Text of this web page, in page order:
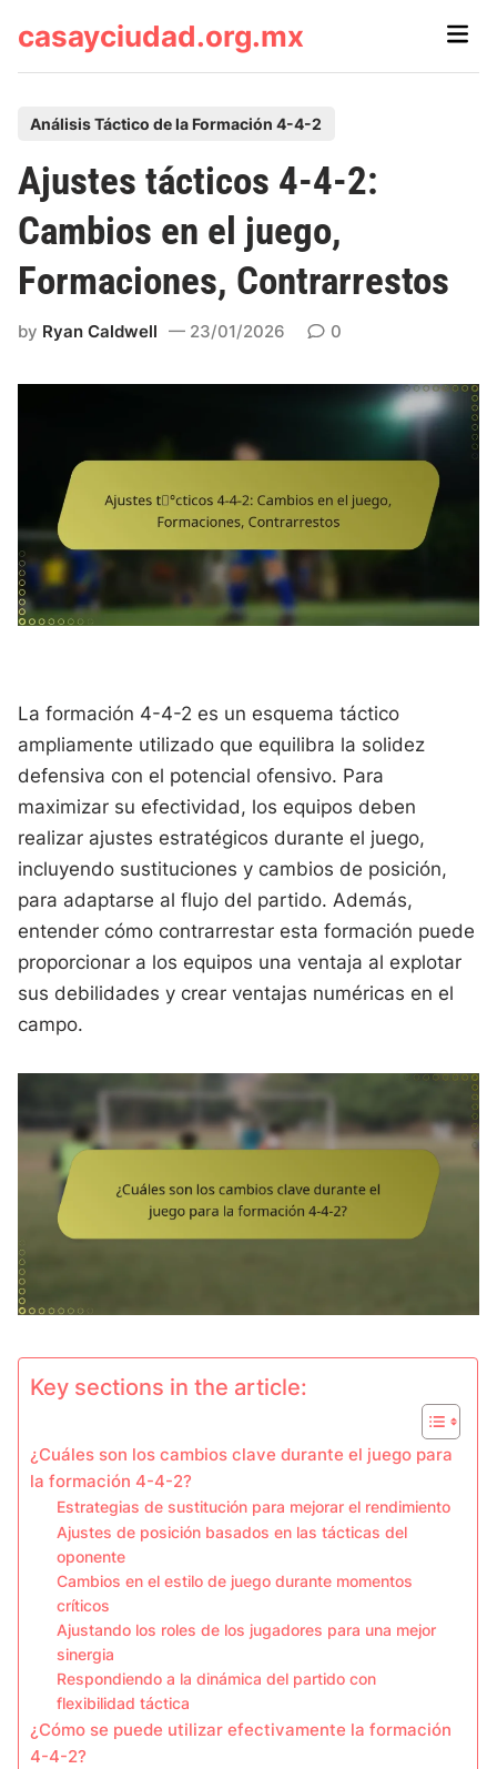
casayciudad.org.mx
Main
s
t
e
d
n
Análisis Táctico de la Formación 4-4-2
Ajustes tácticos 4-4-2:
Cambios en el juego,
Formaciones, Contrarrestos
by Ryan Caldwell 23/01/2026 0
La formación 4-4-2 es un esquema táctico
ampliamente utilizado que equilibra la solidez
defensiva con el potencial ofensivo. Para
maximizar su efectividad, los equipos deben
realizar ajustes estratégicos durante el juego,
incluyendo sustituciones y cambios de posición,
para adaptarse al flujo del partido. Además,
entender cómo contrarrestar esta formación puede
proporcionar a los equipos una ventaja al explotar
sus debilidades y crear ventajas numéricas en el
campo.
Key sections in the article:
¿Cuáles son los cambios clave durante el juego para
la formación 4-4-2?
Estrategias de sustitución para mejorar el rendimiento
Ajustes de posición basados en las tácticas del
oponente
Cambios en el estilo de juego durante momentos
críticos
Ajustando los roles de los jugadores para una mejor
sinergia
Respondiendo a la dinámica del partido con
flexibilidad táctica
¿Cómo se puede utilizar efectivamente la formación
4-4-2?